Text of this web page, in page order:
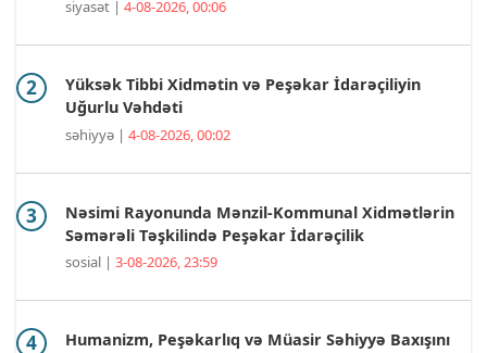
siyasət | 4-08-2026, 00:06
Yüksək Tibbi Xidmətin və Peşəkar İdarəçiliyin
Uğurlu Vəhdəti
səhiyyə | 4-08-2026, 00:02
Nəsimi Rayonunda Mənzil-Kommunal Xidmətlərin
Səmərəli Təşkilində Peşəkar İdarəçilik
sosial | 3-08-2026, 23:59
Humanizm, Peşəkarlıq və Müasir Səhiyyə Baxışını